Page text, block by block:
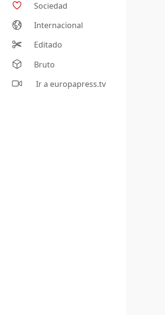
Sociedad
Internacional
Editado
Bruto
Ir a europapress.tv